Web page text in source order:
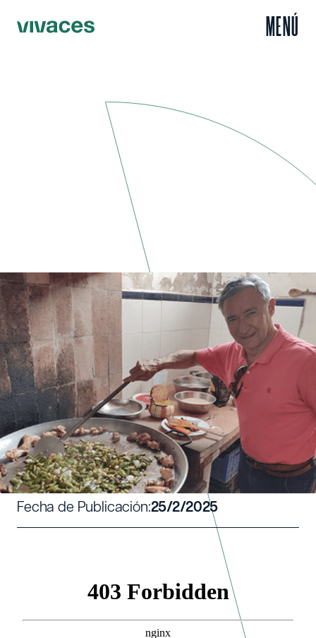
MENÚ
Inicio/Escuchar /Javier y su novela sobre la reconquista rural
JAVIER Y SU NOVELA SOBRE LA
RECONQUISTA RURAL
Escrito por:Vivaces
Fecha de Publicación:25/2/2025